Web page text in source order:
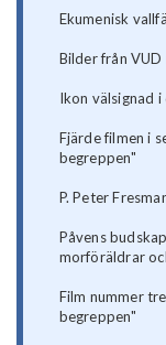
Ekumenisk
Bilder från VUD
Ikon välsignad
Fjärde filmen i
begreppen"
P. Peter
Påvens
morföräldrar
Film nummer
begreppen"